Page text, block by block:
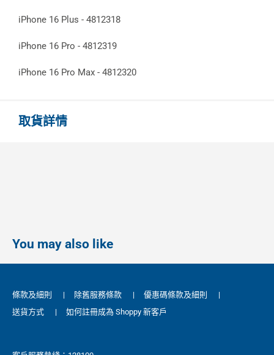
iPhone 16 Plus - 4812318
iPhone 16 Pro - 4812319
iPhone 16 Pro Max - 4812320
取貨詳情
You may also like
條款及細則 | 除舊服務條款 | 優惠碼條款及細則
|
送貨方式
| 如何註冊成為 Shoppy 新客戶